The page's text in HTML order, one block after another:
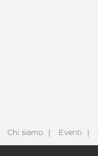
Chi siamo Eventi